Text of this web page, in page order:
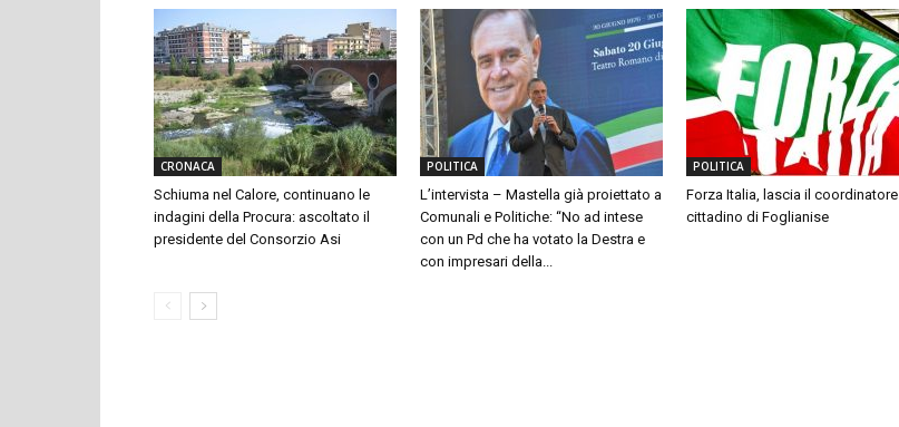
CRONACA
Schiuma nel Calore, continuano le
indagini della Procura: ascoltato il
presidente del Consorzio Asi
POLITICA
L’intervista – Mastella già proiettato a
Comunali e Politiche: “No ad intese
con un Pd che ha votato la Destra e
con impresari della...
POLITICA
Forza Italia, lascia il coordinatore
cittadino di Foglianise